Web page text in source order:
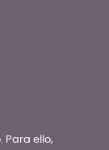
Para ello,